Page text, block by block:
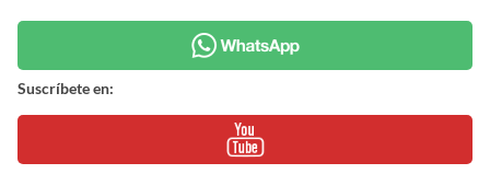
Suscríbete en: